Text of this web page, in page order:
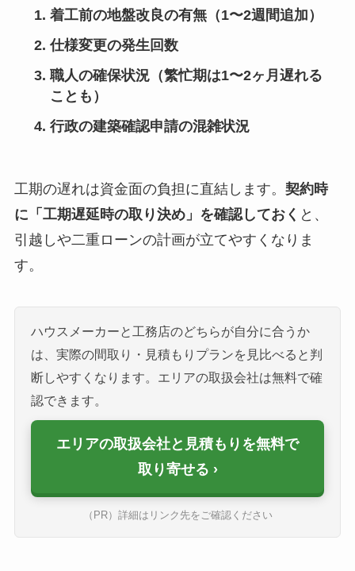
着工前の地盤改良の有無（1〜2週間追加）
仕様変更の発生回数
職人の確保状況（繁忙期は1〜2ヶ月遅れる
ことも）
行政の建築確認申請の混雑状況
工期の遅れは資金面の負担に直結します。 契約時
に「工期遅延時の取り決め」を確認しておく と、
引越しや二重ローンの計画が立てやすくなりま
す。
ハウスメーカーと工務店のどちらが自分に合うか
は、実際の間取り・見積もりプランを見比べると判
断しやすくなります。エリアの取扱会社は無料で確
認できます。
エリアの取扱会社と見積もりを無料で
取り寄せる
（PR）詳細はリンク先をご確認ください